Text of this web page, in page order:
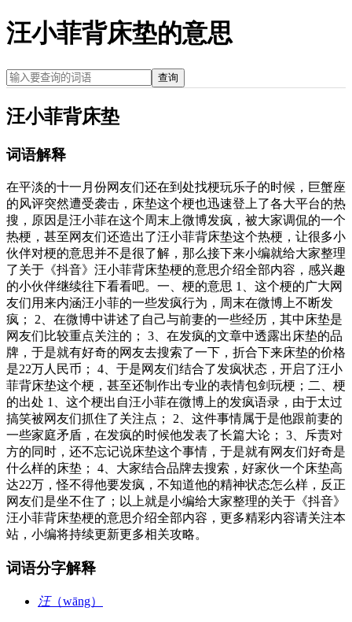
汪小菲背床垫的意思
查询
汪小菲背床垫
词语解释
在平淡的十一月份网友们还在到处找梗玩乐子的时候，巨蟹座
的风评突然遭受袭击，床垫这个梗也迅速登上了各大平台的热
搜，原因是汪小菲在这个周末上微博发疯，被大家调侃的一个
热梗，甚至网友们还造出了汪小菲背床垫这个热梗，让很多小
伙伴对梗的意思并不是很了解，那么接下来小编就给大家整理
了关于《抖音》汪小菲背床垫梗的意思介绍全部内容，感兴趣
的小伙伴继续往下看看吧。一、梗的意思 1、这个梗的广大网
友们用来内涵汪小菲的一些发疯行为，周末在微博上不断发
疯； 2、在微博中讲述了自己与前妻的一些经历，其中床垫是
网友们比较重点关注的； 3、在发疯的文章中透露出床垫的品
牌，于是就有好奇的网友去搜索了一下，折合下来床垫的价格
是22万人民币； 4、于是网友们结合了发疯状态，开启了汪小
菲背床垫这个梗，甚至还制作出专业的表情包剑玩梗；二、梗
的出处 1、这个梗出自汪小菲在微博上的发疯语录，由于太过
搞笑被网友们抓住了关注点； 2、这件事情属于是他跟前妻的
一些家庭矛盾，在发疯的时候他发表了长篇大论； 3、斥责对
方的同时，还不忘记说床垫这个事情，于是就有网友们好奇是
什么样的床垫； 4、大家结合品牌去搜索，好家伙一个床垫高
达22万，怪不得他要发疯，不知道他的精神状态怎么样，反正
网友们是坐不住了；以上就是小编给大家整理的关于《抖音》
汪小菲背床垫梗的意思介绍全部内容，更多精彩内容请关注本
站，小编将持续更新更多相关攻略。
词语分字解释
汪（wāng）